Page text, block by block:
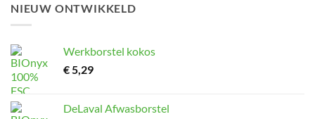
NIEUW ONTWIKKELD
Werkborstel kokos
€5,29
DeLaval Afwasborstel